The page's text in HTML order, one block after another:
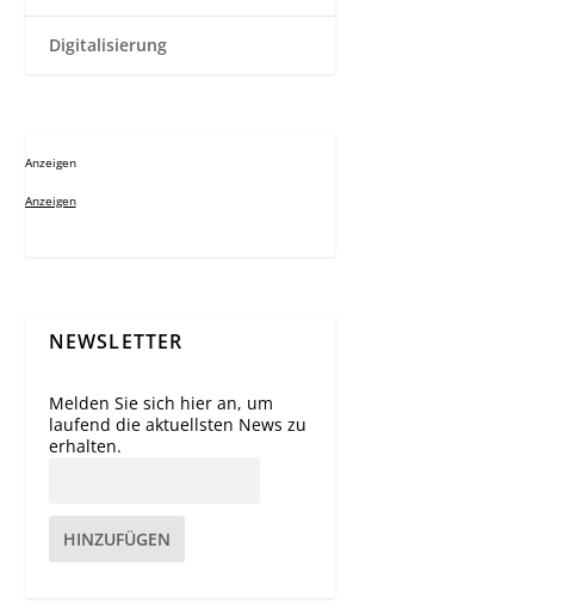
Digitalisierung
Anzeigen
Anzeigen
NEWSLETTER
Melden Sie sich hier an, um
laufend die aktuellsten News zu
erhalten.
HINZUFÜGEN